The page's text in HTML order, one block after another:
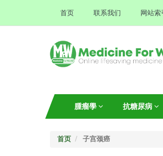
首页 联系我们 网站索
腫瘤學 抗糖尿病
首页 子宫颈癌